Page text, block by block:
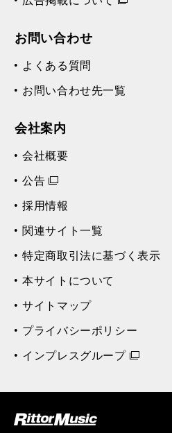
お問い合わせ
よくある質問
お問い合わせ先一覧
会社案内
会社概要
公告
採用情報
関連サイト一覧
特定商取引法に基づく表示
本サイトについて
サイトマップ
プライバシーポリシー
インプレスグループ
ジック (Rittor Musi